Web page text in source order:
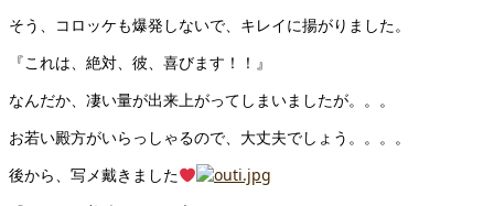
そう、コロッケも爆発しないで、キレイに揚がりました。
『これは、絶対、彼、喜びます！！』
なんだか、凄い量が出来上がってしまいましたが。。。
お若い殿方がいらっしゃるので、大丈夫でしょう。。。。
後から、写メ戴きました